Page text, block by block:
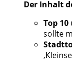
Der Inhalt
Top 10
sollte